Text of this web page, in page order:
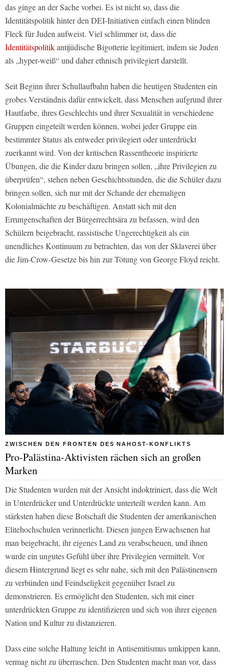
das ginge an der Sache vorbei. Es ist nicht so, dass die
Identitätspolitik hinter den DEI-Initiativen einfach einen blinden
Fleck für Juden aufweist. Viel schlimmer ist, dass die
Identitätspolitikantijüdische Bigotterie legitimiert, indem sie Juden
als „hyper-weiß“ und daher ethnisch privilegiert darstellt.
Seit Beginn ihrer Schullaufbahn haben die heutigen Studenten ein
grobes Verständnis dafür entwickelt, dass Menschen aufgrund ihrer
Hautfarbe, ihres Geschlechts und ihrer Sexualität in verschiedene
Gruppen eingeteilt werden können, wobei jeder Gruppe ein
bestimmter Status als entweder privilegiert oder unterdrückt
zuerkannt wird. Von der kritischen Rassentheorie inspirierte
Übungen, die die Kinder dazu bringen sollen, „ihre Privilegien zu
überprüfen“, stehen neben Geschichtsstunden, die die Schüler dazu
bringen sollen, sich nur mit der Schande der ehemaligen
Kolonialmächte zu beschäftigen. Anstatt sich mit den
Errungenschaften der Bürgerrechtsära zu befassen, wird den
Schülern beigebracht, rassistische Ungerechtigkeit als ein
unendliches Kontinuum zu betrachten, das von der Sklaverei über
die Jim-Crow-Gesetze bis hin zur Tötung von George Floyd reicht.
ZWISCHEN DEN FRONTEN DES NAHOST-KONFLIKTS
Pro-Palästina-Aktivisten rächen sich an großen
Marken
Die Studenten wurden mit der Ansicht indoktriniert, dass die Welt
in Unterdrücker und Unterdrückte unterteilt werden kann. Am
stärksten haben diese Botschaft die Studenten der amerikanischen
Elitehochschulen verinnerlicht. Diesen jungen Erwachsenen hat
man beigebracht, ihr eigenes Land zu verabscheuen, und ihnen
wurde ein ungutes Gefühl über ihre Privilegien vermittelt. Vor
diesem Hintergrund liegt es sehr nahe, sich mit den Palästinensern
zu verbünden und Feindseligkeit gegenüber Israel zu
demonstrieren. Es ermöglicht den Studenten, sich mit einer
unterdrückten Gruppe zu identifizieren und sich von ihrer eigenen
Nation und Kultur zu distanzieren.
Dass eine solche Haltung leicht in Antisemitismus umkippen kann,
vermag nicht zu überraschen. Den Studenten macht man vor, dass